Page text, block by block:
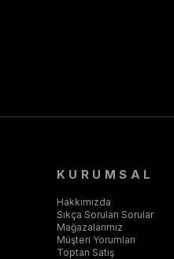
KURUMSAL
Hakkımızda
Sıkça Sorulan Sorular
Mağazalarımız
Müşteri Yorumları
Toptan Satış